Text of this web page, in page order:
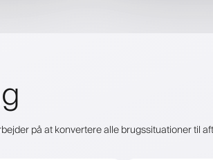
på at konvertere alle brugssituationer til